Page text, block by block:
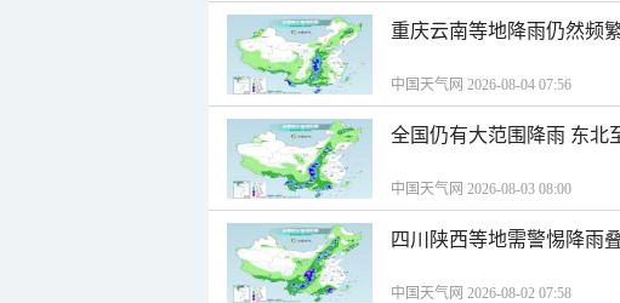
重庆云南等地降雨仍然频
中国天气网 2026-08-04 07:56
全国仍有大范围降雨 东北
中国天气网 2026-08-03 08:00
四川陕西等地需警惕降雨
中国天气网 2026-08-02 07:58